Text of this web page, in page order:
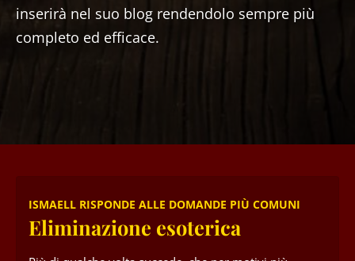
inserirà nel suo blog rendendolo sempre più
completo ed efficace.
ISMAELL RISPONDE ALLE DOMANDE PIÙ COMUNI
Eliminazione esoterica